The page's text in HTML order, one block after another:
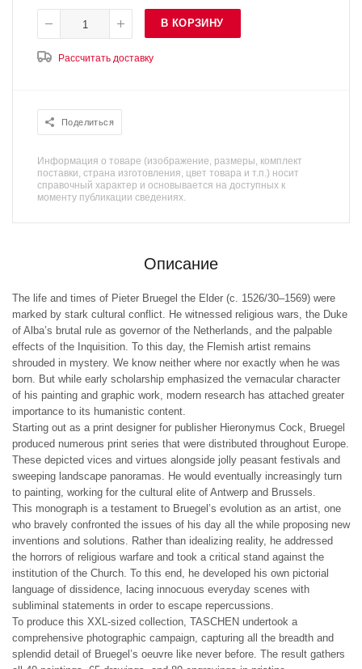
В КОРЗИНУ
Рассчитать доставку
Поделиться
Информация о товаре (изображение, размеры, комплект
поставки, страна изготовления, цвет товара и т.п.) носит
справочный характер и основывается на доступных к
моменту публикации сведениях.
Описание
The life and times of Pieter Bruegel the Elder (c. 1526/30–1569) were
marked by stark cultural conflict. He witnessed religious wars, the Duke
of Alba’s brutal rule as governor of the Netherlands, and the palpable
effects of the Inquisition. To this day, the Flemish artist remains
shrouded in mystery. We know neither where nor exactly when he was
born. But while early scholarship emphasized the vernacular character
of his painting and graphic work, modern research has attached greater
importance to its humanistic content.
Starting out as a print designer for publisher Hieronymus Cock, Bruegel
produced numerous print series that were distributed throughout Europe.
These depicted vices and virtues alongside jolly peasant festivals and
sweeping landscape panoramas. He would eventually increasingly turn
to painting, working for the cultural elite of Antwerp and Brussels.
This monograph is a testament to Bruegel’s evolution as an artist, one
who bravely confronted the issues of his day all the while proposing new
inventions and solutions. Rather than idealizing reality, he addressed
the horrors of religious warfare and took a critical stand against the
institution of the Church. To this end, he developed his own pictorial
language of dissidence, lacing innocuous everyday scenes with
subliminal statements in order to escape repercussions.
To produce this XXL-sized collection, TASCHEN undertook a
comprehensive photographic campaign, capturing all the breadth and
splendid detail of Bruegel’s oeuvre like never before. The result gathers